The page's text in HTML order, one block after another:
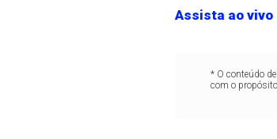
Assista ao vivo
* O conteúdo
com o